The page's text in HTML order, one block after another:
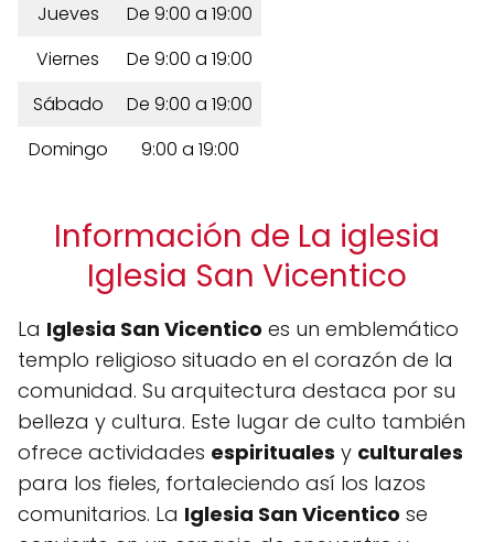
Jueves
De 9:00 a 19:00
Viernes
De 9:00 a 19:00
Sábado
De 9:00 a 19:00
Domingo
9:00 a 19:00
Información de La iglesia
Iglesia San Vicentico
La Iglesia San Vicentico es un emblemático
templo religioso situado en el corazón de la
comunidad. Su arquitectura destaca por su
belleza y cultura. Este lugar de culto también
ofrece actividades espirituales y culturales
para los fieles, fortaleciendo así los lazos
comunitarios. La Iglesia San Vicentico se